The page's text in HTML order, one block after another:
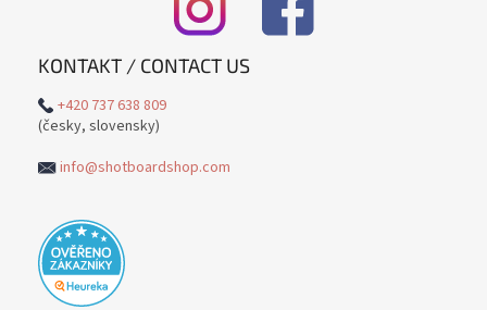
KONTAKT / CONTACT US
+420 737 638 809
(česky, slovensky)
info@shotboardshop.com